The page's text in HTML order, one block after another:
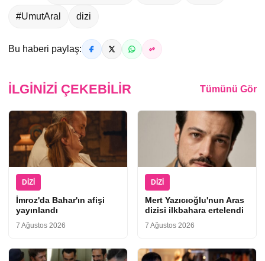
#UmutAral dizi
Bu haberi paylaş:
İLGINIZI ÇEKEBILIR Tümünü Gör
DIZI
İmroz'da Bahar'ın afişi
yayınlandı
7 Ağustos 2026
DIZI
Mert Yazıcıoğlu'nun Aras
dizisi ilkbahara ertelendi
7 Ağustos 2026